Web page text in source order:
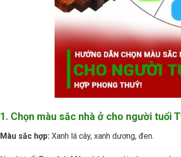
1. Chọn màu sắc nhà ở cho người tuổi
Màu sắc hợp: Xanh lá cây, xanh dương, đen.